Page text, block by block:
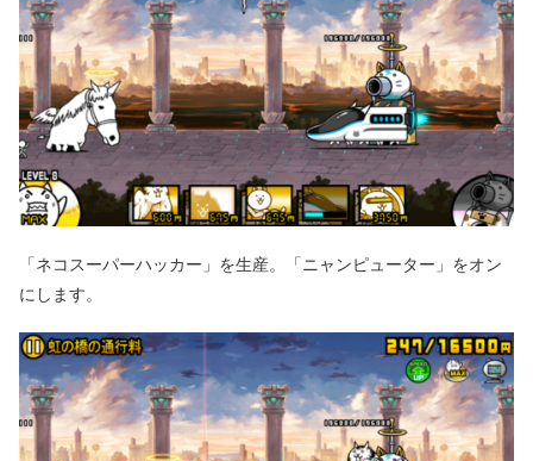
「ネコスーパーハッカー」を生産。「ニャンピューター」をオン
にします。